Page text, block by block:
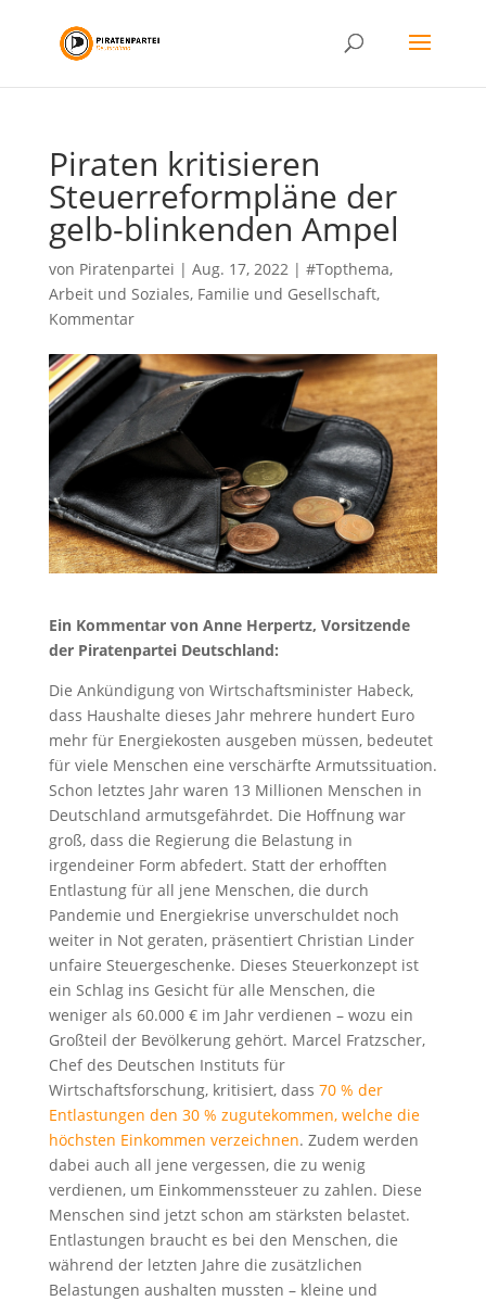
Piraten kritisieren
Steuerreformpläne der
gelb-blinkenden Ampel
von Piratenpartei | Aug. 17, 2022| #Topthema,
Arbeit und Soziales, Familie und Gesellschaft,
Kommentar
Ein Kommentar von Anne Herpertz, Vorsitzende
der Piratenpartei Deutschland:
Die Ankündigung von Wirtschaftsminister Habeck,
dass Haushalte dieses Jahr mehrere hundert Euro
mehr für Energiekosten ausgeben müssen, bedeutet
für viele Menschen eine verschärfte Armutssituation.
Schon letztes Jahr waren 13 Millionen Menschen in
Deutschland armutsgefährdet. Die Hoffnung war
groß, dass die Regierung die Belastung in
irgendeiner Form abfedert. Statt der erhofften
Entlastung für all jene Menschen, die durch
Pandemie und Energiekrise unverschuldet noch
weiter in Not geraten, präsentiert Christian Linder
unfaire Steuergeschenke. Dieses Steuerkonzept ist
ein Schlag ins Gesicht für alle Menschen, die
weniger als 60.000 € im Jahr verdienen – wozu ein
Großteil der Bevölkerung gehört. Marcel Fratzscher,
Chef des Deutschen Instituts für
Wirtschaftsforschung, kritisiert, dass 70 % der
Entlastungen den 30 % zugutekommen, welche die
höchsten Einkommen verzeichnen. Zudem werden
dabei auch all jene vergessen, die zu wenig
verdienen, um Einkommenssteuer zu zahlen. Diese
Menschen sind jetzt schon am stärksten belastet.
Entlastungen braucht es bei den Menschen, die
während der letzten Jahre die zusätzlichen
Belastungen aushalten mussten – kleine und